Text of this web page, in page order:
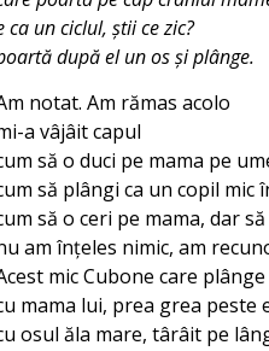
ca un ciclul, știi ce zic?
după el un os și plânge.
notat. Am rămas acolo
a vâjâit capul
să o duci pe mama pe
să plângi ca un copil mic
să o ceri pe mama, dar
am înțeles nimic, am
mic Cubone care
mama lui, prea grea peste
osul ăla mare, târâit pe